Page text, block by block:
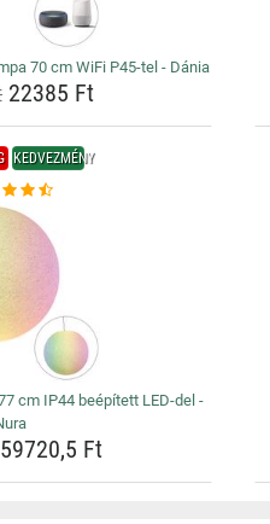
70 cm WiFi P45-tel - Dánia
22385 Ft
KEDVEZMÉNY
cm IP44 beépített LED-del -
Ft